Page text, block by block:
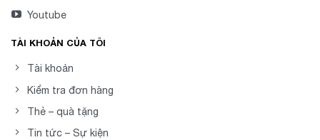
Youtube
TÀI KHOẢN CỦA TÔI
Tài khoản
Kiểm tra đơn hàng
Thẻ – quà tặng
Tin tức – Sự kiện